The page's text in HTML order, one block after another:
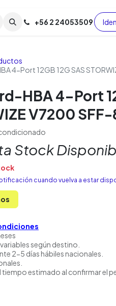
Tienda Cursos
+56 2 24053509
4-Port 12GB 12G SAS
HBA 4-Port
V7200
Stock
cuando vuelva a estar
según destino.
2-5 días hábiles nacionales.
tiempo estimado al confirmar el